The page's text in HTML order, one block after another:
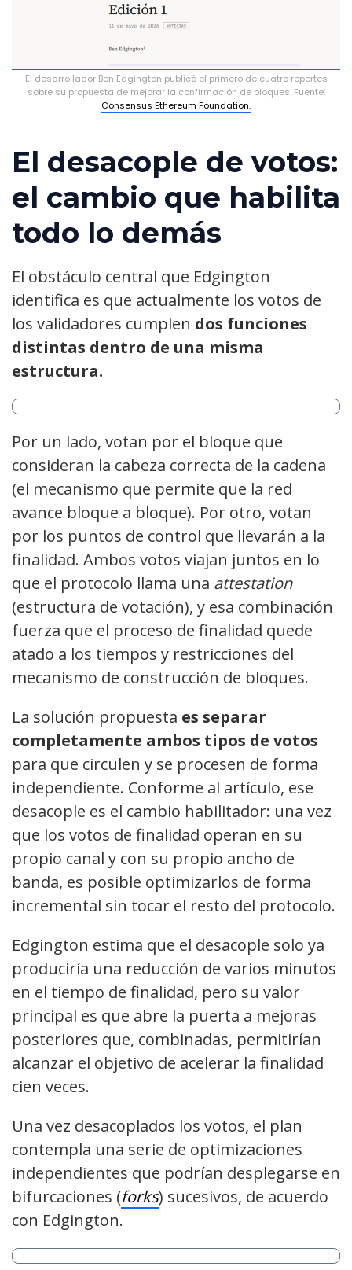
El desarrollador Ben Edgington publicó el primero de cuatro reportes
sobre su propuesta de mejorar la confirmación de bloques. Fuente:
Consensus Ethereum Foundation.
El desacople de votos:
el cambio que habilita
todo lo demás
El obstáculo central que Edgington
identifica es que actualmente los votos de
los validadores cumplen dos funciones
distintas dentro de una misma
estructura.
Por un lado, votan por el bloque que
consideran la cabeza correcta de la cadena
(el mecanismo que permite que la red
avance bloque a bloque). Por otro, votan
por los puntos de control que llevarán a la
finalidad. Ambos votos viajan juntos en lo
que el protocolo llama una attestation
(estructura de votación), y esa combinación
fuerza que el proceso de finalidad quede
atado a los tiempos y restricciones del
mecanismo de construcción de bloques.
La solución propuesta es separar
completamente ambos tipos de votos
para que circulen y se procesen de forma
independiente. Conforme al artículo, ese
desacople es el cambio habilitador: una vez
que los votos de finalidad operan en su
propio canal y con su propio ancho de
banda, es posible optimizarlos de forma
incremental sin tocar el resto del protocolo.
Edgington estima que el desacople solo ya
produciría una reducción de varios minutos
en el tiempo de finalidad, pero su valor
principal es que abre la puerta a mejoras
posteriores que, combinadas, permitirían
alcanzar el objetivo de acelerar la finalidad
cien veces.
Una vez desacoplados los votos, el plan
contempla una serie de optimizaciones
independientes que podrían desplegarse en
bifurcaciones (forks) sucesivos, de acuerdo
con Edgington.